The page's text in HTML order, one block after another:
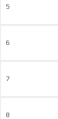
5
6
7
8